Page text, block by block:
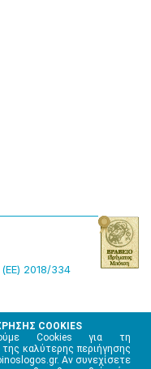
COOKIES
Cookies για τη
καλύτερης περιήγησης
Αν συνεχίσετε
2018/334
Μ.Η.Τ. 220242